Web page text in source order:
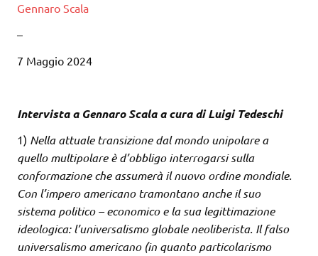
Gennaro Scala
–
7 Maggio 2024
Intervista a Gennaro Scala a cura di Luigi Tedeschi
1) Nella attuale transizione dal mondo unipolare a
quello multipolare è d’obbligo interrogarsi sulla
conformazione che assumerà il nuovo ordine mondiale.
Con l’impero americano tramontano anche il suo
sistema politico – economico e la sua legittimazione
ideologica: l’universalismo globale neoliberista. Il falso
universalismo americano (in quanto particolarismo